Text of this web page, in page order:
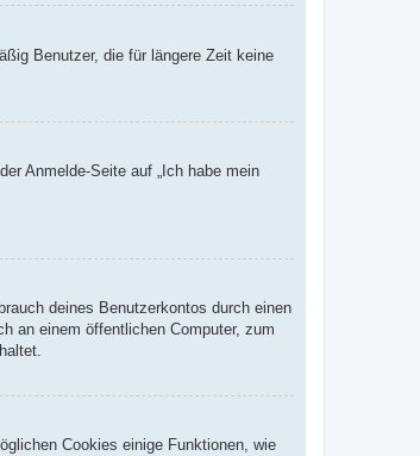
Benutzer, die für längere Zeit keine
Anmelde-Seite auf „Ich habe mein
deines Benutzerkontos durch einen
an einem öffentlichen Computer, zum
Cookies einige Funktionen, wie